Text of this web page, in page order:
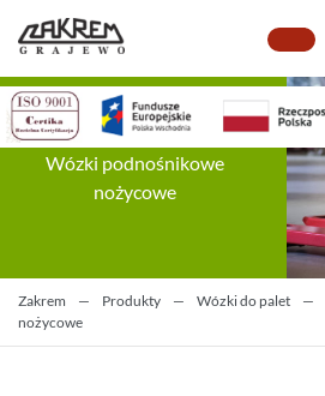
Wózki podnośnikowe
nożycowe
Zakrem — Produkty — Wózki do palet —
nożycowe